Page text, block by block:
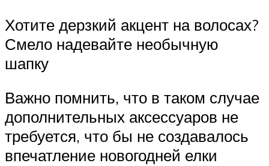
Хотите дерзкий акцент на волосах?
Смело надевайте необычную
шапку
Важно помнить, что в таком случае
дополнительных аксессуаров не
требуется, что бы не создавалось
впечатление новогодней елки